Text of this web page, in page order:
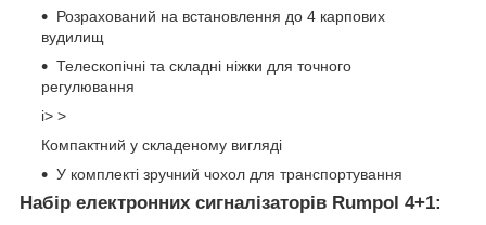
Розрахований на встановлення до 4 карпових
вудилищ
Телескопічні та складні ніжки для точного
регулювання
i> >
Компактний у складеному вигляді
У комплекті зручний чохол для транспортування
Набір електронних сигналізаторів Rumpol 4+1: